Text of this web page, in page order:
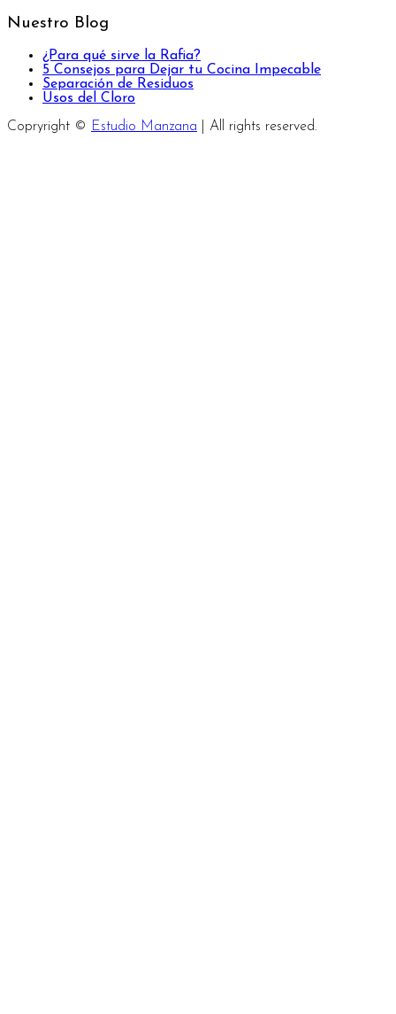
Nuestro Blog
¿Para qué sirve la Rafia?
5 Consejos para Dejar tu Cocina Impecable
Separación de Residuos
Usos del Cloro
Copryright © Estudio Manzana | All rights reserved.